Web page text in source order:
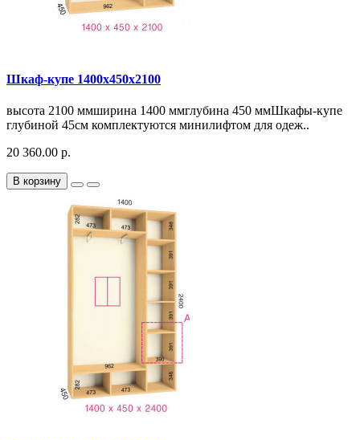
Шкаф-купе 1400х450х2100
высота 2100 ммширина 1400 ммглубина 450 ммШкафы-купе
глубиной 45см комплектуются минилифтом для одеж..
20 360.00 р.
В корзину